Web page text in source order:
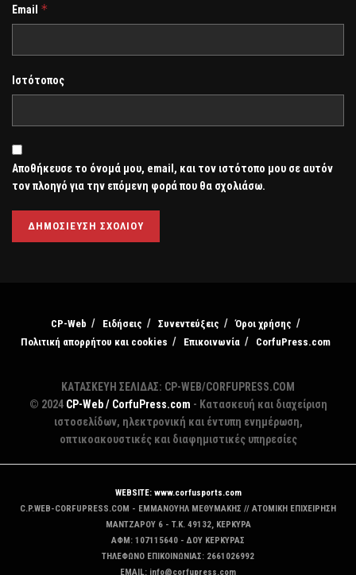
Email *
Ιστότοπος
Αποθήκευσε το όνομά μου, email, και τον ιστότοπο μου σε αυτόν
τον πλοηγό για την επόμενη φορά που θα σχολιάσω.
CP-Web Ειδήσεις Συνεντεύξεις
Όροι χρήσης
Πολιτική απορρήτου και cookies
Επικοινωνία CorfuPress.com
ΚΑΤΑΣΚΕΥΗ ΣΕΛΙΔΑΣ: CP-WEB/CORFUPRESS.COM
© 2024 CP-Web / CorfuPress.com - Κατασκευή και διαχείριση
ιστοσελίδων, ηλεκτρονική και έντυπη ενημέρωση,
οπτικοακουστικές και διαφημιστικές υπηρεσίες
WEBSITE: www.corfusports.com
C.P.WEB-CORFUPRESS.COM - ΕΜΜΑΝΟΥΗΛ ΜΕΘΥΜΑΚΗΣ // ΑΤΟΜΙΚΗ ΕΠΙΧΕΙΡΗΣΗ
MANTZAΡΟΥ 6 - T.K. 49132, ΚΕΡΚΥΡΑ
ΑΦΜ: 107115640 - ΔΟΥ ΚΕΡΚΥΡΑΣ
ΤΗΛΕΦΩΝΟ ΕΠΙΚΟΙΝΩΝΙΑΣ: 2661026992
EMAIL: info@corfupress.com